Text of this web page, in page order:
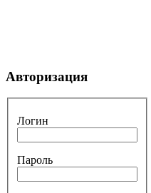
Авторизация
Логин
Пароль